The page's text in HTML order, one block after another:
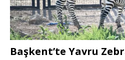
Başkent’te Yavru